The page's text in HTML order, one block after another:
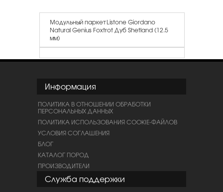
Модульный паркет Listone Giordano
Natural Genius Foxtrot Дуб Shetland (12.5
мм)
Информация
ПОЛИТИКА В ОТНОШЕНИИ ОБРАБОТКИ
ПЕРСОНАЛЬНЫХ ДАННЫХ
ПОЛИТИКА ИСПОЛЬЗОВАНИЯ COOKIE-ФАЙЛОВ
УСЛОВИЯ СОГЛАШЕНИЯ
БЛОГ
КАТАЛОГ ПОРОД
ПРОИЗВОДИТЕЛИ
Служба поддержки